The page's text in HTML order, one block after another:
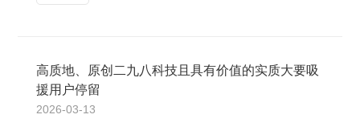
高质地、原创二九八科技且具有价值的实质大要吸
援用户停留
2026-03-13